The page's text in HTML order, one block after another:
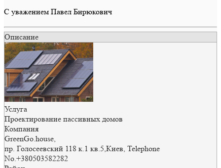
С уважением Павел Бирюкович
Описание
Услуга
Проектирование пассивных домов
Компания
GreenGo.house,
пр. Голосеевский 118 к.1 кв.5,Киев, Telephone
No.+380503582282